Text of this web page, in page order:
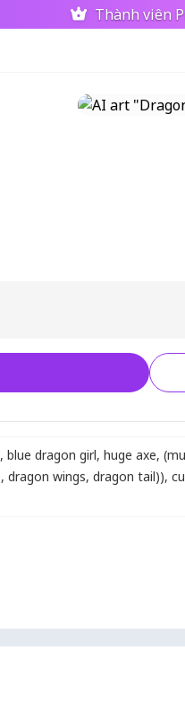
Thành viên
, blue dragon girl, huge axe,
dragon wings, dragon tail)),